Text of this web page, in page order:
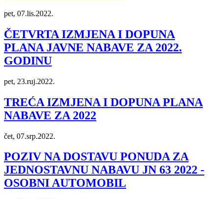
pet, 07.lis.2022.
ČETVRTA IZMJENA I DOPUNA
PLANA JAVNE NABAVE ZA 2022.
GODINU
pet, 23.ruj.2022.
TREĆA IZMJENA I DOPUNA PLANA
NABAVE ZA 2022
čet, 07.srp.2022.
POZIV NA DOSTAVU PONUDA ZA
JEDNOSTAVNU NABAVU JN 63 2022 -
OSOBNI AUTOMOBIL